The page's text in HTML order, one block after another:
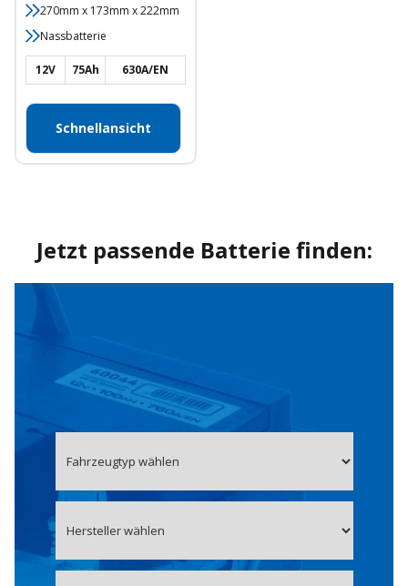
270mm x 173mm x 222mm
Nassbatterie
12V 75Ah 630A/EN
Schnellansicht
Jetzt passende Batterie finden: